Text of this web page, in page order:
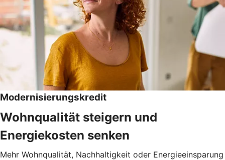
Modernisierungskredit
Wohnqualität steigern und
Energiekosten senken
Mehr Wohnqualität, Nachhaltigkeit oder Energieeinsparung